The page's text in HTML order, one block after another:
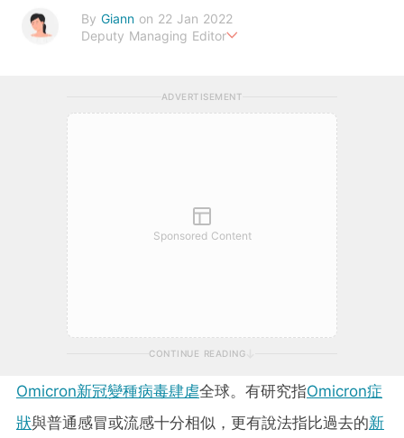
By Giann on 22 Jan 2022
Deputy Managing Editor
ADVERTISEMENT
Sponsored Content
CONTINUE READING
Omicron新冠變種病毒肆虐全球。有研究指Omicron症
狀與普通感冒或流感十分相似，更有說法指比過去的新